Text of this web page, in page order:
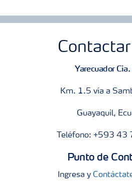
Contactar
Yarecuador
Km. 1.5 vía a
Guayaquil,
Teléfono: +593
Punto de
Ingresa y